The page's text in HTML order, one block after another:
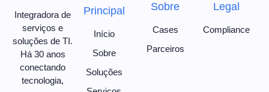
Integradora de
serviços e
soluções de TI.
Há 30 anos
conectando
tecnologia,
Principal
Início
Sobre
Soluções
Sobre
Cases
Parceiros
Legal
Compliance